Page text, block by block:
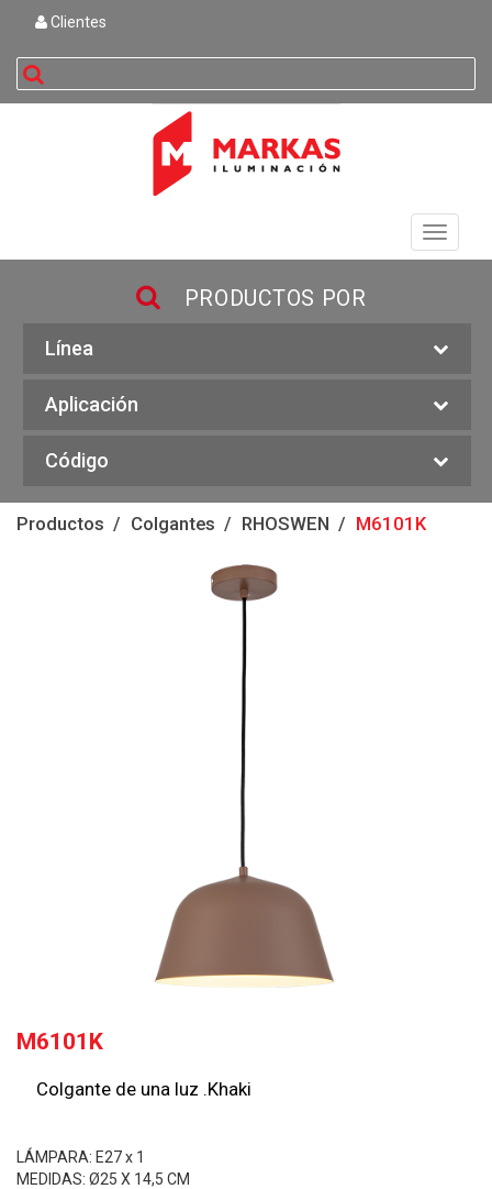
Clientes
buscar
Toggle
PRODUCTOS POR
Línea
Aplicación
Código
Productos Colgantes RHOSWEN M6101K
M6101K
Colgante de una luz .Khaki
LÁMPARA: E27 x 1
MEDIDAS: Ø25 X 14,5 CM